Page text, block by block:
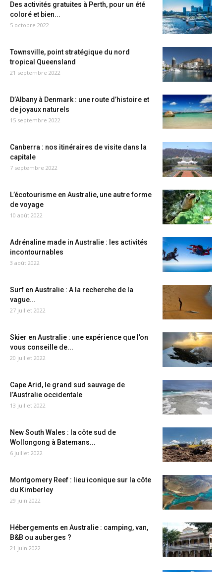
Des activités gratuites à Perth, pour un été
coloré et bien...
5 octobre 2022
Townsville, point stratégique du nord
tropical Queensland
21 septembre 2022
D’Albany à Denmark : une route d’histoire et
de joyaux naturels
15 septembre 2022
Canberra : nos itinéraires de visite dans la
capitale
7 septembre 2022
L’écotourisme en Australie, une autre forme
de voyage
10 août 2022
Adrénaline made in Australie : les activités
incontournables
3 août 2022
Surf en Australie : A la recherche de la
vague...
27 juillet 2022
Skier en Australie : une expérience que l’on
vous conseille de...
20 juillet 2022
Cape Arid, le grand sud sauvage de
l’Australie occidentale
13 juillet 2022
New South Wales : la côte sud de
Wollongong à Batemans...
6 juillet 2022
Montgomery Reef : lieu iconique sur la côte
du Kimberley
29 juin 2022
Hébergements en Australie : camping, van,
B&B ou auberges ?
21 juin 2022